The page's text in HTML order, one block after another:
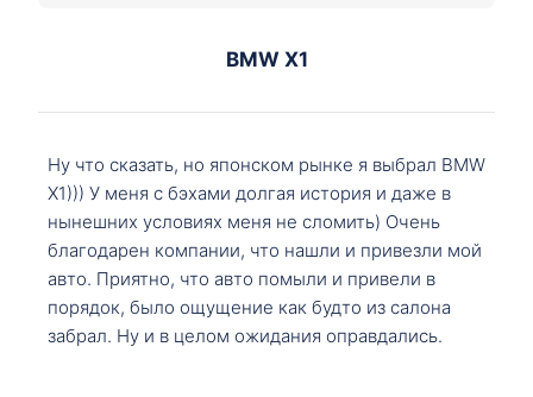
BMW X1
Ну что сказать, но японском рынке я выбрал BMW
X1))) У меня с бэхами долгая история и даже в
нынешних условиях меня не сломить) Очень
благодарен компании, что нашли и привезли мой
авто. Приятно, что авто помыли и привели в
порядок, было ощущение как будто из салона
забрал. Ну и в целом ожидания оправдались.